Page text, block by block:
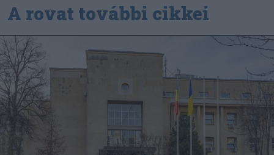
A rovat további cikkei